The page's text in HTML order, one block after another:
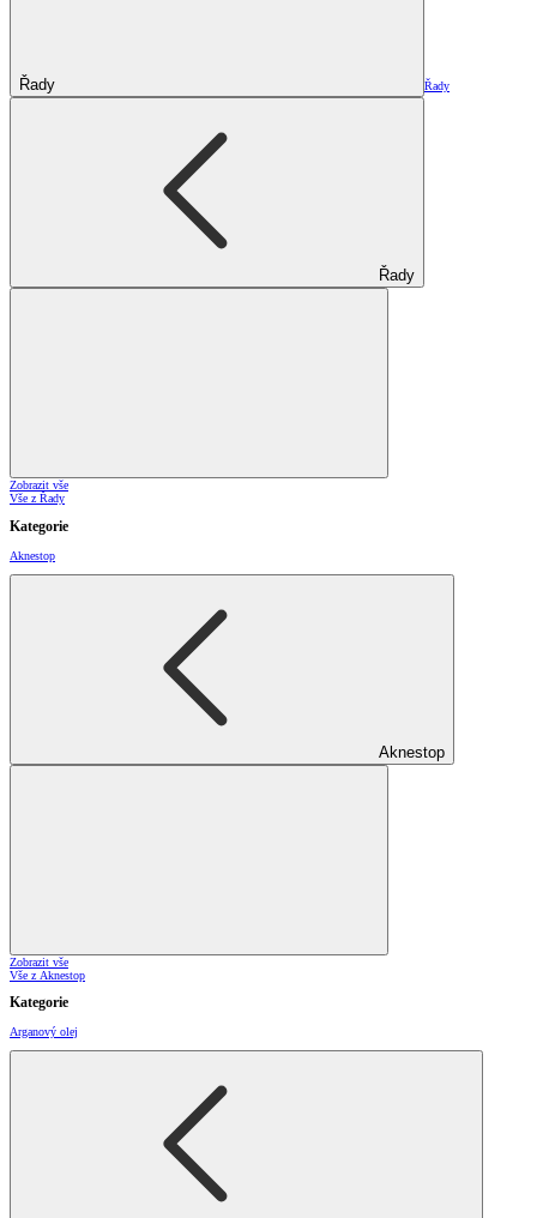
Řady Řady
Řady
Zobrazit vše
Vše z Řady
Kategorie
Aknestop
Aknestop
Zobrazit vše
Vše z Aknestop
Kategorie
Arganový olej